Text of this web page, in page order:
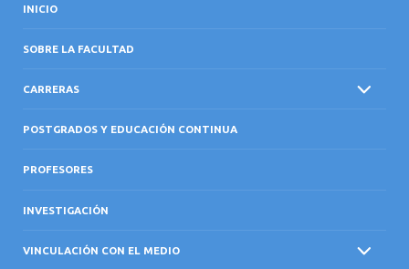
INICIO
SOBRE LA FACULTAD
CARRERAS
POSTGRADOS Y EDUCACIÓN CONTINUA
PROFESORES
INVESTIGACIÓN
VINCULACIÓN CON EL MEDIO